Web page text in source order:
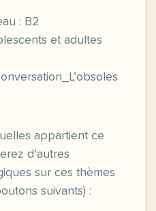
: B2
et adultes
appartient ce
d'autres
sur ces thèmes
suivants) :